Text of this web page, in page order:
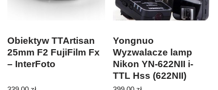
Obiektyw TTArtisan
25mm F2 FujiFilm Fx
– InterFoto
Yongnuo
Wyzwalacze lamp
Nikon YN-622NII i-
TTL Hss (622NII)